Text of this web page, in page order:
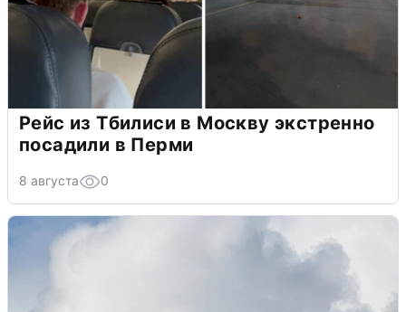
Рейс из Тбилиси в Москву экстренно
посадили в Перми
8 августа 0